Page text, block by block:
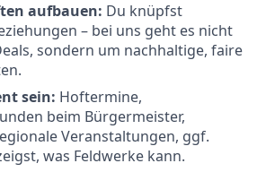
aufbauen: Du knüpfst
– bei uns geht es nicht
sondern um nachhaltige, faire
sein: Hoftermine,
beim Bürgermeister,
Veranstaltungen, ggf.
was Feldwerke kann.